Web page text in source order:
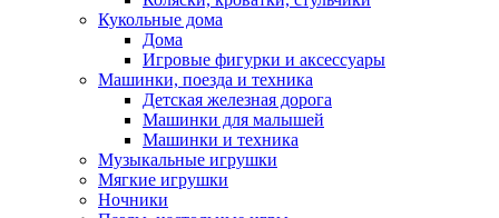
Кукольные дома
Дома
Игровые фигурки и аксессуары
Машинки, поезда и техника
Детская железная дорога
Машинки для малышей
Машинки и техника
Музыкальные игрушки
Мягкие игрушки
Ночники